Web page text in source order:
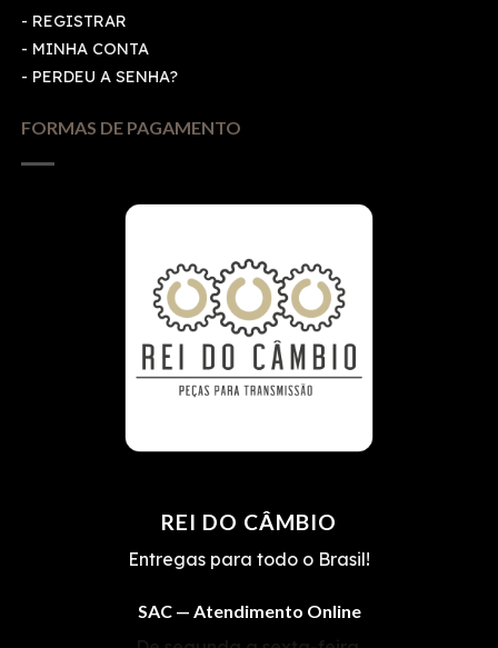
- REGISTRAR
- MINHA CONTA
- PERDEU A SENHA?
FORMAS DE PAGAMENTO
REI DO CÂMBIO
Entregas para todo o Brasil!
SAC — Atendimento Online